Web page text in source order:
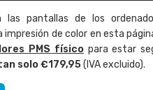
las pantallas de los
impresión de color en esta
PMS físicopara estar
solo €179,95(IVA excluido).